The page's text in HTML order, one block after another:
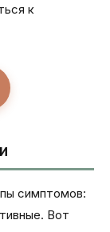
к
симптомов:
Вот